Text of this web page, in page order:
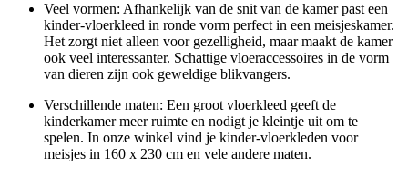
Veel vormen: Afhankelijk van de snit van de kamer past een
kinder-vloerkleed in ronde vorm perfect in een meisjeskamer.
Het zorgt niet alleen voor gezelligheid, maar maakt de kamer
ook veel interessanter. Schattige vloeraccessoires in de vorm
van dieren zijn ook geweldige blikvangers.
Verschillende maten: Een groot vloerkleed geeft de
kinderkamer meer ruimte en nodigt je kleintje uit om te
spelen. In onze winkel vind je kinder-vloerkleden voor
meisjes in 160 x 230 cm en vele andere maten.